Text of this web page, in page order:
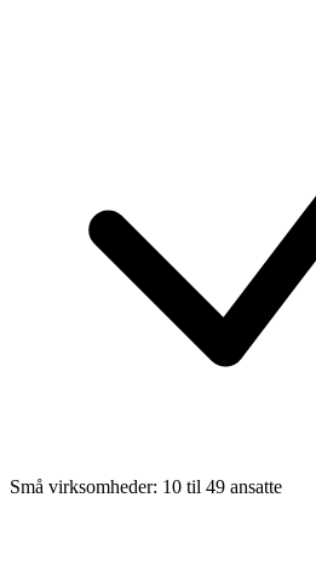
Små virksomheder: 10 til 49 ansatte